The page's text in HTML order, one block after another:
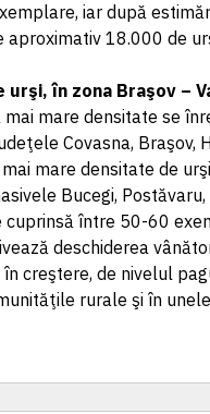
iar după
18.000 de
urşi, în zona Braşov –
mare densitate se
Covasna, Braşov,
mare densitate de
Bucegi,
cuprinsă între 50-60
deschiderea
creştere, de nivelul
rurale şi în